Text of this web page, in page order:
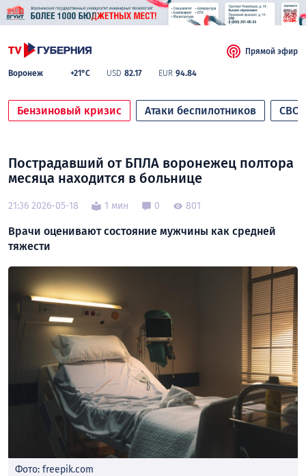
Воронеж +21°C USD 82.17 EUR 94.84
Прямой эфир
Бензиновый кризис Атаки беспилотников СВО
Пострадавший от БПЛА воронежец полтора
месяца находится в больнице
21:36 2026-05-18 1 мин 0 801
Врачи оценивают состояние мужчины как средней
тяжести
Фото: freepik.com